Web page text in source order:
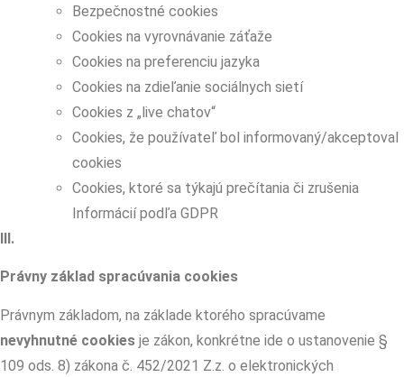
Bezpečnostné cookies
Cookies na vyrovnávanie záťaže
Cookies na preferenciu jazyka
Cookies na zdieľanie sociálnych sietí
Cookies z „live chatov“
Cookies, že používateľ bol informovaný/akceptoval
cookies
Cookies, ktoré sa týkajú prečítania či zrušenia
Informácií podľa GDPR
III.
Právny základ spracúvania cookies
Právnym základom, na základe ktorého spracúvame
nevyhnutné cookies je zákon, konkrétne ide o ustanovenie §
109 ods. 8) zákona č. 452/2021 Z.z. o elektronických